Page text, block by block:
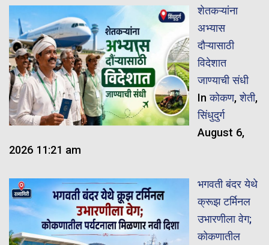
शेतकऱ्यांना
अभ्यास
दौऱ्यासाठी
विदेशात
जाण्याची संधी
Inकोकण,शेती,
सिंधुदुर्ग
August 6,
2026 11:21 am
भगवती बंदर येथे
क्रूझ टर्मिनल
उभारणीला वेग;
कोकणातील